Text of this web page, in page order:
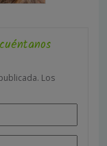
Los